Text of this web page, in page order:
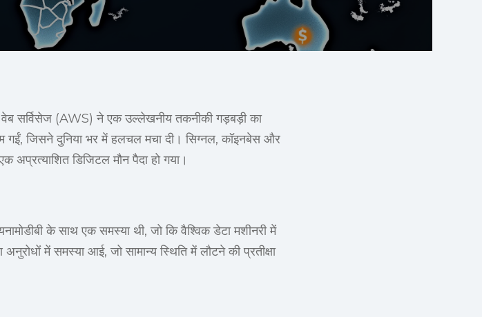
वेब सर्विसेज (AWS) ने एक उल्लेखनीय तकनीकी गड़बड़ी का
गईं, जिसने दुनिया भर में हलचल मचा दी। सिग्नल, कॉइनबेस और
डिजिटल मौन पैदा हो गया।
के साथ एक समस्या थी, जो कि वैश्विक डेटा मशीनरी में
में समस्या आई, जो सामान्य स्थिति में लौटने की प्रतीक्षा